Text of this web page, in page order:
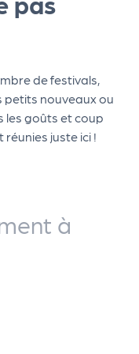
de festivals,
petits nouveaux ou
les goûts et coup
juste ici !
à